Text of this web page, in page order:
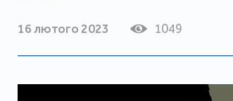
16 лютого 2023 1049